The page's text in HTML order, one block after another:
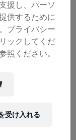
寄付
全額が脊髄損
援し、パーソ
供するために
プライバシー
ックしてくだ
照ください。
受け入れる